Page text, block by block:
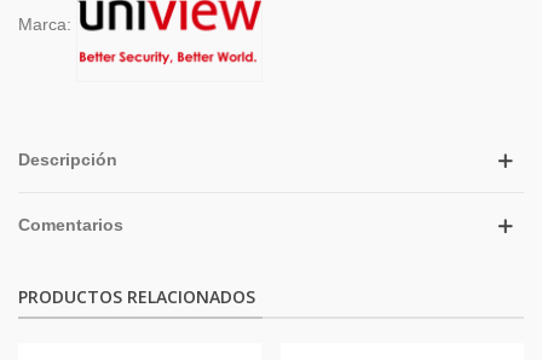
Marca:
Descripción
Comentarios
PRODUCTOS RELACIONADOS